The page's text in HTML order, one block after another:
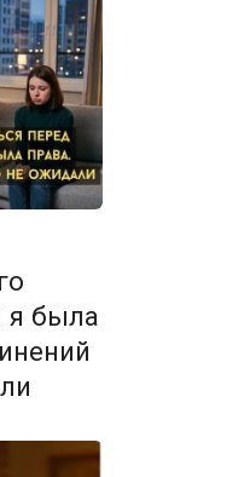
я была